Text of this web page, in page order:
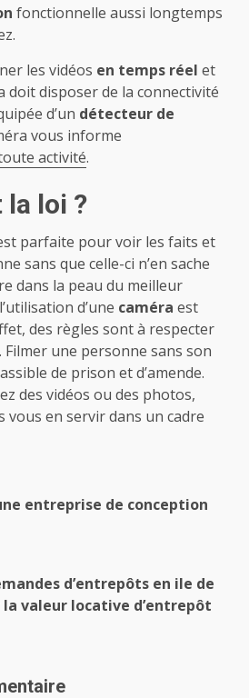
fonctionnelle aussi longtemps
les vidéos en temps réel et
doit disposer de la connectivité
d’un détecteur de
vous informe
activité.
la loi ?
parfaite pour voir les faits et
sans que celle-ci n’en sache
dans la peau du meilleur
d’une caméra est
des règles sont à respecter
une personne sans son
de prison et d’amende.
des vidéos ou des photos,
vous en servir dans un cadre
entreprise de conception
d’entrepôts en ile de
valeur locative d’entrepôt